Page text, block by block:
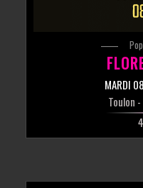
MARDI
Toulon